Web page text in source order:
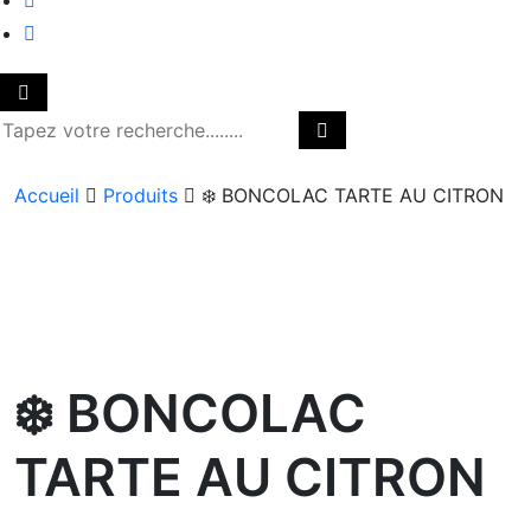
Accueil Produits ❄️ BONCOLAC TARTE AU CITRON
❄️ BONCOLAC
TARTE AU CITRON